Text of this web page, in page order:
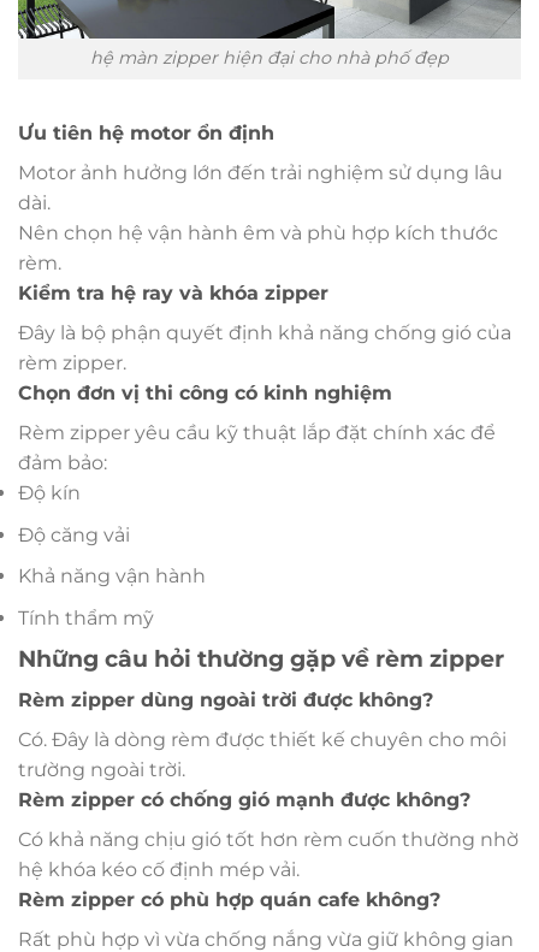
hệ màn zipper hiện đại cho nhà phố đẹp
Ưu tiên hệ motor ổn định
Motor ảnh hưởng lớn đến trải nghiệm sử dụng lâu
dài.
Nên chọn hệ vận hành êm và phù hợp kích thước
rèm.
Kiểm tra hệ ray và khóa zipper
Đây là bộ phận quyết định khả năng chống gió của
rèm zipper.
Chọn đơn vị thi công có kinh nghiệm
Rèm zipper yêu cầu kỹ thuật lắp đặt chính xác để
đảm bảo:
Độ kín
Độ căng vải
Khả năng vận hành
Tính thẩm mỹ
Những câu hỏi thường gặp về rèm zipper
Rèm zipper dùng ngoài trời được không?
Có. Đây là dòng rèm được thiết kế chuyên cho môi
trường ngoài trời.
Rèm zipper có chống gió mạnh được không?
Có khả năng chịu gió tốt hơn rèm cuốn thường nhờ
hệ khóa kéo cố định mép vải.
Rèm zipper có phù hợp quán cafe không?
Rất phù hợp vì vừa chống nắng vừa giữ không gian